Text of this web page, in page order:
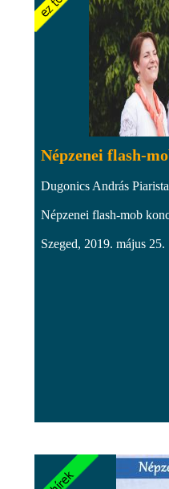
Népzenei flash-
Dugonics András
Népzenei flash-mob
Szeged, 2019. május 25.